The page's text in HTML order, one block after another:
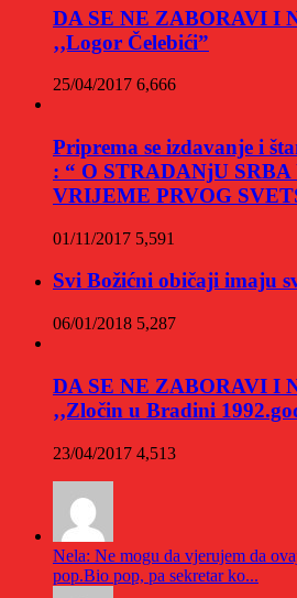
DA SE NE ZABORAVI I
‚‚Logor Čelebići”
25/04/2017 6,666
Priprema se izdavanje i
: “ O STRADANjU
VRIJEME PRVOG
01/11/2017 5,591
Svi Božićni običaji imaju
06/01/2018 5,287
DA SE NE ZABORAVI I
‚‚Zločin u Bradini
23/04/2017 4,513
Nela: Ne mogu da vjerujem da
pop.Bio pop, pa sekretar ko...